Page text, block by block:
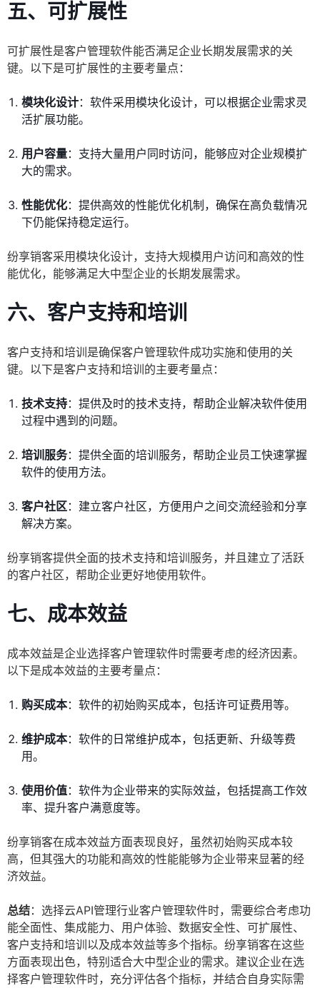
五、可扩展性
可扩展性是客户管理软件能否满足企业长期发展需求的关
键。以下是可扩展性的主要考量点：
模块化设计：软件采用模块化设计，可以根据企业需求灵
活扩展功能。
用户容量：支持大量用户同时访问，能够应对企业规模扩
大的需求。
性能优化：提供高效的性能优化机制，确保在高负载情况
下仍能保持稳定运行。
纷享销客采用模块化设计，支持大规模用户访问和高效的性
能优化，能够满足大中型企业的长期发展需求。
六、客户支持和培训
客户支持和培训是确保客户管理软件成功实施和使用的关
键。以下是客户支持和培训的主要考量点：
技术支持：提供及时的技术支持，帮助企业解决软件使用
过程中遇到的问题。
培训服务：提供全面的培训服务，帮助企业员工快速掌握
软件的使用方法。
客户社区：建立客户社区，方便用户之间交流经验和分享
解决方案。
纷享销客提供全面的技术支持和培训服务，并且建立了活跃
的客户社区，帮助企业更好地使用软件。
七、成本效益
成本效益是企业选择客户管理软件时需要考虑的经济因素。
以下是成本效益的主要考量点：
购买成本：软件的初始购买成本，包括许可证费用等。
维护成本：软件的日常维护成本，包括更新、升级等费
用。
使用价值：软件为企业带来的实际效益，包括提高工作效
率、提升客户满意度等。
纷享销客在成本效益方面表现良好，虽然初始购买成本较
高，但其强大的功能和高效的性能能够为企业带来显著的经
济效益。
总结：选择云API管理行业客户管理软件时，需要综合考虑功
能全面性、集成能力、用户体验、数据安全性、可扩展性、
客户支持和培训以及成本效益等多个指标。纷享销客在这些
方面表现出色，特别适合大中型企业的需求。建议企业在选
择客户管理软件时，充分评估各个指标，并结合自身实际需